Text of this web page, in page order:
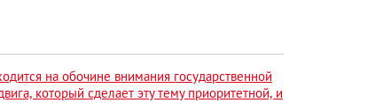
на обочине внимания государственной
который сделает эту тему приоритетной, и